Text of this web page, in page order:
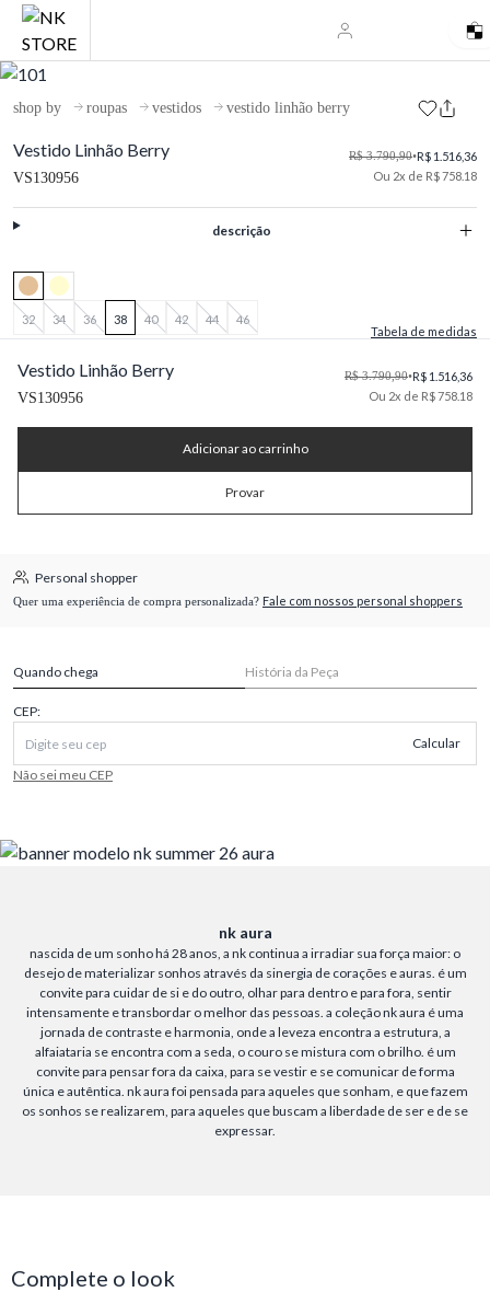
shop by roupas vestidos vestido linhão berry
Vestido Linhão Berry
VS130956
R$ 3.790,90•R$ 1.516,36
Ou 2x de R$ 758.18
descrição
32 34 36 38 40 42 44
46
Tabela de medidas
Vestido Linhão Berry
VS130956
R$ 3.790,90•R$ 1.516,36
Ou 2x de R$ 758.18
Adicionar ao carrinho
Provar
Personal shopper
Quer uma experiência de compra personalizada? Fale com nossos personal shoppers
Quando chega História da Peça
CEP:
Calcular
Não sei meu CEP
nk aura
nascida de um sonho há 28 anos, a nk continua a irradiar sua força maior: o
desejo de materializar sonhos através da sinergia de corações e auras. é um
convite para cuidar de si e do outro, olhar para dentro e para fora, sentir
intensamente e transbordar o melhor das pessoas. a coleção nk aura é uma
jornada de contraste e harmonia, onde a leveza encontra a estrutura, a
alfaiataria se encontra com a seda, o couro se mistura com o brilho. é um
convite para pensar fora da caixa, para se vestir e se comunicar de forma
única e autêntica. nk aura foi pensada para aqueles que sonham, e que fazem
os sonhos se realizarem, para aqueles que buscam a liberdade de ser e de se
expressar.
Complete o look